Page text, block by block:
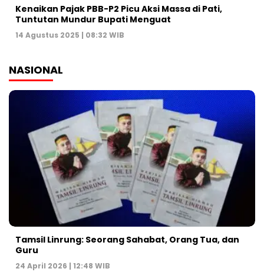
Kenaikan Pajak PBB-P2 Picu Aksi Massa di Pati,
Tuntutan Mundur Bupati Menguat
14 Agustus 2025 | 08:32 WIB
NASIONAL
Tamsil Linrung: Seorang Sahabat, Orang Tua, dan
Guru
24 April 2026 | 12:48 WIB